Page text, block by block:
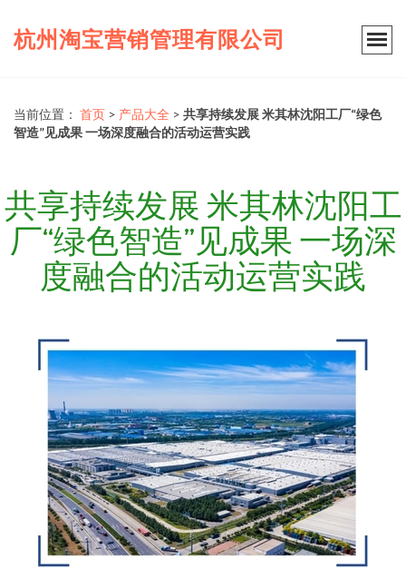
杭州淘宝营销管理有限公司
当前位置： 首页 > 产品大全 > 共享持续发展 米其林沈阳工厂“绿色
智造”见成果 一场深度融合的活动运营实践
共享持续发展 米其林沈阳工
厂“绿色智造”见成果 一场深
度融合的活动运营实践